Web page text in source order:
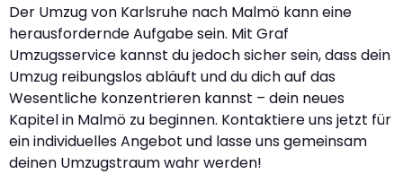
Der Umzug von Karlsruhe nach Malmö kann eine
herausfordernde Aufgabe sein. Mit Graf
Umzugsservice kannst du jedoch sicher sein, dass dein
Umzug reibungslos abläuft und du dich auf das
Wesentliche konzentrieren kannst – dein neues
Kapitel in Malmö zu beginnen. Kontaktiere uns jetzt für
ein individuelles Angebot und lasse uns gemeinsam
deinen Umzugstraum wahr werden!